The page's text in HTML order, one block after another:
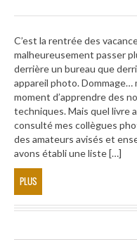
C’est la rentrée des
malheureusement passer
derrière un bureau que
appareil photo. Dommage…
moment d’apprendre des
techniques. Mais quel livre
consulté mes collègues
des amateurs avisés et
avons établi une liste […]
PLUS